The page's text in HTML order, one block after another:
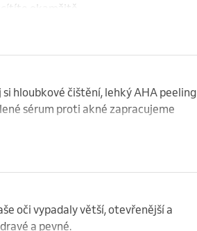
okamžitě.
hloubkové čištění, lehký AHA peeling
sérum proti akné zapracujeme
oči vypadaly větší, otevřenější a
a pevné.